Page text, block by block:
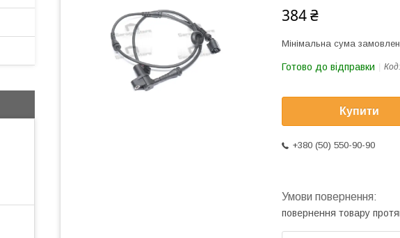
384 ₴
Мінімальна сума
Готово до відправки Код:
Купити
+380 (50) 550-90-90
повернення товару